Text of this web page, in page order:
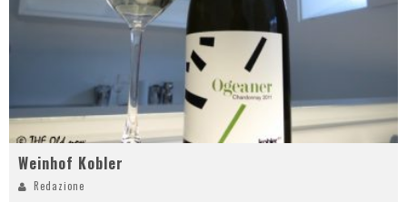
Weinhof Kobler
Redazione